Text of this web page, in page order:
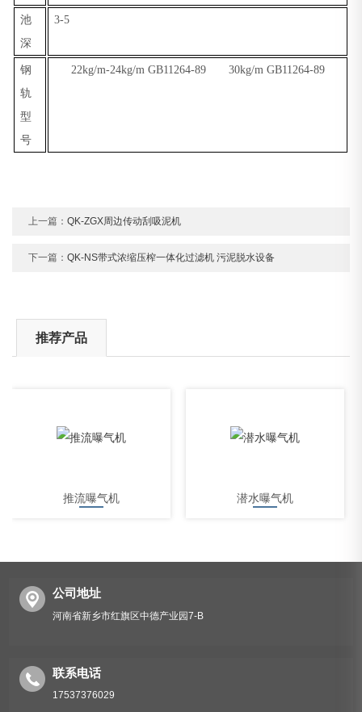
池
深
3-5
钢
轨
型
号
22kg/m-24kg/m GB11264-89 30kg/m GB11264-89
上一篇：QK-ZGX周边传动刮吸泥机
下一篇：QK-NS带式浓缩压榨一体化过滤机 污泥脱水设备
推荐产品
推流曝气机 潜水曝气机
公司地址
河南省新乡市红旗区中德产业园7-B
联系电话
17537376029